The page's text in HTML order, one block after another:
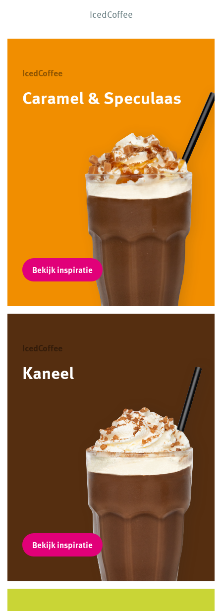
IcedCoffee
IcedCoffee
Caramel & Speculaas
Bekijk inspiratie
IcedCoffee
Kaneel
Bekijk inspiratie